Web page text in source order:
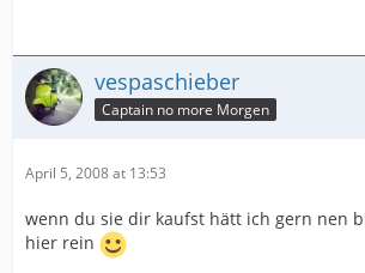
vespaschieber
Captain no more Morgen
April 5, 2008 at 13:53
wenn du sie dir kaufst hätt ich gern nen
hier rein